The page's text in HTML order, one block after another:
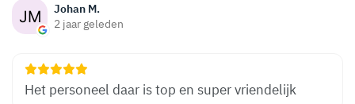
Johan M.
2 jaar geleden
Het personeel daar is top en super vriendelijk